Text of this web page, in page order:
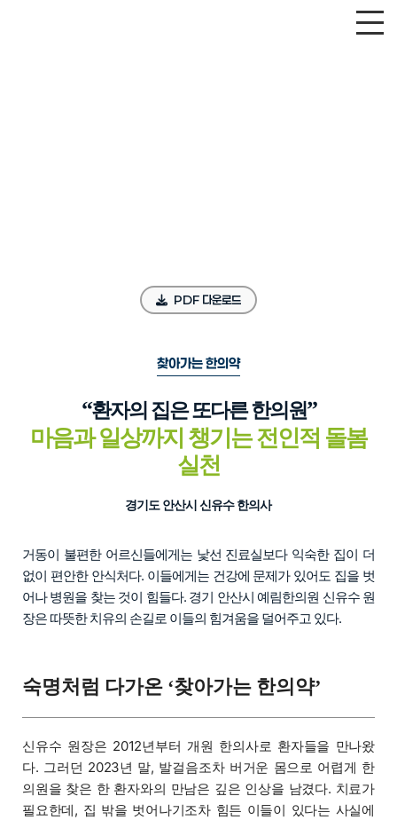
PDF 다운로드
찾아가는 한의약
“환자의 집은 또다른 한의원”
마음과 일상까지 챙기는 전인적 돌봄
실천
경기도 안산시 신유수 한의사
거동이 불편한 어르신들에게는 낯선 진료실보다 익숙한 집이 더
없이 편안한 안식처다. 이들에게는 건강에 문제가 있어도 집을 벗
어나 병원을 찾는 것이 힘들다. 경기 안산시 예림한의원 신유수 원
장은 따뜻한 치유의 손길로 이들의 힘겨움을 덜어주고 있다.
숙명처럼 다가온 ‘찾아가는 한의약’
신유수 원장은 2012년부터 개원 한의사로 환자들을 만나왔
다. 그러던 2023년 말, 발걸음조차 버거운 몸으로 어렵게 한
의원을 찾은 한 환자와의 만남은 깊은 인상을 남겼다. 치료가
필요한데, 집 밖을 벗어나기조차 힘든 이들이 있다는 사실에